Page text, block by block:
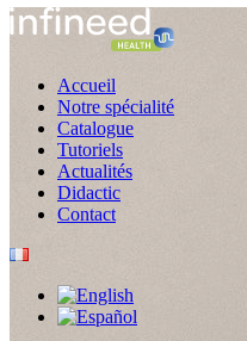
Accueil
Notre spécialité
Catalogue
Tutoriels
Actualités
Didactic
Contact